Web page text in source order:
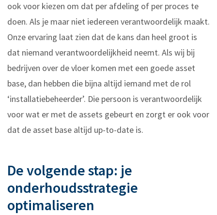
ook voor kiezen om dat per afdeling of per proces te
doen. Als je maar niet iedereen verantwoordelijk maakt.
Onze ervaring laat zien dat de kans dan heel groot is
dat niemand verantwoordelijkheid neemt. Als wij bij
bedrijven over de vloer komen met een goede asset
base, dan hebben die bijna altijd iemand met de rol
‘installatiebeheerder’. Die persoon is verantwoordelijk
voor wat er met de assets gebeurt en zorgt er ook voor
dat de asset base altijd up-to-date is.
De volgende stap: je
onderhoudsstrategie
optimaliseren